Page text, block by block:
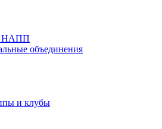
НАПП
объединения
и клубы